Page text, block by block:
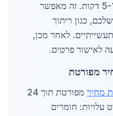
כמות ועובי. זמן השלב: 5-15 דקות. זה מאפשר
כגון ריתוך
לאחר מכן,
לאישור פרטים.
מחיר
מפורטת תוך 24
עלויות: חומרים